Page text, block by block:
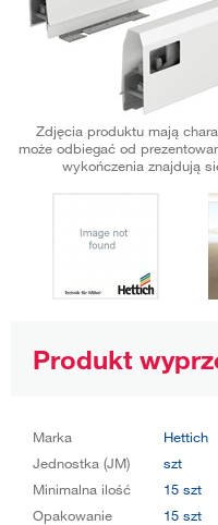
Zdjęcia produktu mają
może odbiegać od
wykończenia znajdują
Produkt
Marka
Hettich
Jednostka (JM)
szt
Minimalna ilość
15 szt
Opakowanie
15 szt